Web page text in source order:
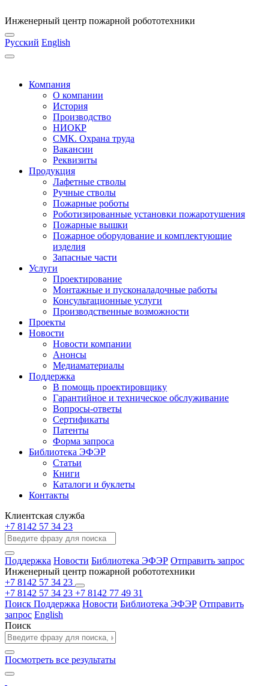
Инженерный центр пожарной робототехники
Русский English
Компания
О компании
История
Производство
НИОКР
СМК. Охрана труда
Вакансии
Реквизиты
Продукция
Лафетные стволы
Ручные стволы
Пожарные роботы
Роботизированные установки пожаротушения
Пожарные вышки
Пожарное оборудование и комплектующие
изделия
Запасные части
Услуги
Проектирование
Монтажные и пусконаладочные работы
Консультационные услуги
Производственные возможности
Проекты
Новости
Новости компании
Анонсы
Медиаматериалы
Поддержка
В помощь проектировщику
Гарантийное и техническое обслуживание
Вопросы-ответы
Сертификаты
Патенты
Форма запроса
Библиотека ЭФЭР
Статьи
Книги
Каталоги и буклеты
Контакты
Клиентская служба
+7 8142 57 34 23
Поддержка Новости Библиотека ЭФЭР Отправить запрос
Инженерный центр пожарной робототехники
+7 8142 57 34 23
+7 8142 57 34 23 +7 8142 77 49 31
Поиск Поддержка Новости Библиотека ЭФЭР Отправить
запрос English
Поиск
Посмотреть все результаты